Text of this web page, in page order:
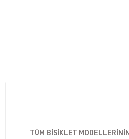
TÜM BİSİKLET MODELLERİNİN